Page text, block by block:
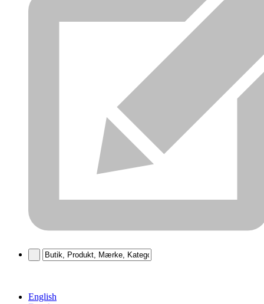
English